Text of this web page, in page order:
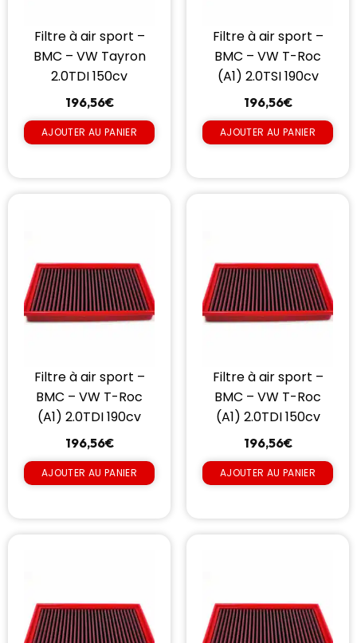
Filtre à air sport –
BMC – VW Tayron
2.0TDI 150cv
196,56€
AJOUTER AU PANIER
Filtre à air sport –
BMC – VW T-Roc
(A1) 2.0TSI 190cv
196,56€
AJOUTER AU PANIER
Filtre à air sport –
BMC – VW T-Roc
(A1) 2.0TDI 190cv
196,56€
AJOUTER AU PANIER
Filtre à air sport –
BMC – VW T-Roc
(A1) 2.0TDI 150cv
196,56€
AJOUTER AU PANIER